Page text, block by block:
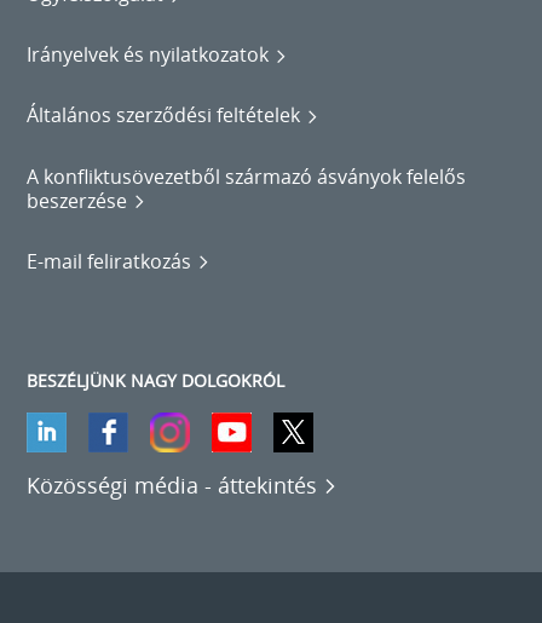
Irányelvek és nyilatkozatok
Általános szerződési feltételek
A konfliktusövezetből származó ásványok felelős
beszerzése
E-mail feliratkozás
BESZÉLJÜNK NAGY DOLGOKRÓL
Közösségi média - áttekintés